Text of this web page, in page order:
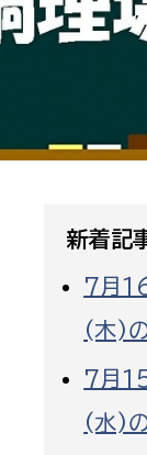
図書館
経済部
農政課
水産海浜課
新着記
7月
(木)
7月
(水)